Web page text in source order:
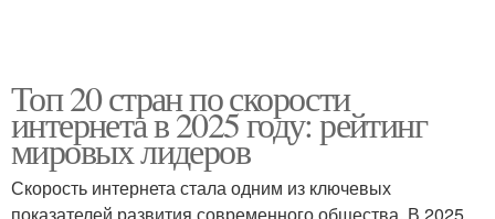
Топ 20 стран по скорости
интернета в 2025 году: рейтинг
мировых лидеров
Скорость интернета стала одним из ключевых